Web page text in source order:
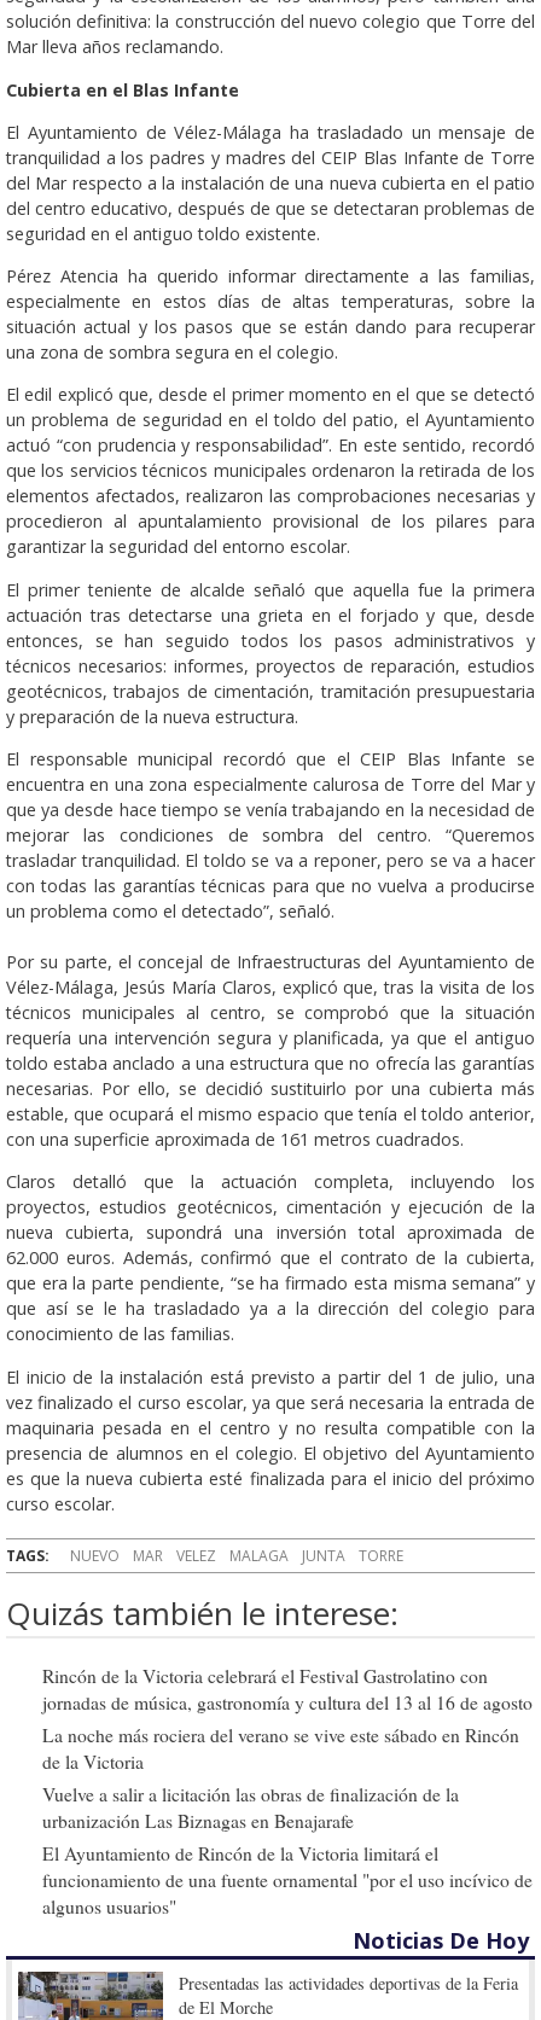
solución definitiva: la construcción del nuevo colegio que Torre del
Mar lleva años reclamando.
Cubierta en el Blas Infante
El Ayuntamiento de Vélez-Málaga ha trasladado un mensaje de
tranquilidad a los padres y madres del CEIP Blas Infante de Torre
del Mar respecto a la instalación de una nueva cubierta en el patio
del centro educativo, después de que se detectaran problemas de
seguridad en el antiguo toldo existente.
Pérez Atencia ha querido informar directamente a las familias,
especialmente en estos días de altas temperaturas, sobre la
situación actual y los pasos que se están dando para recuperar
una zona de sombra segura en el colegio.
El edil explicó que, desde el primer momento en el que se detectó
un problema de seguridad en el toldo del patio, el Ayuntamiento
actuó “con prudencia y responsabilidad”. En este sentido, recordó
que los servicios técnicos municipales ordenaron la retirada de los
elementos afectados, realizaron las comprobaciones necesarias y
procedieron al apuntalamiento provisional de los pilares para
garantizar la seguridad del entorno escolar.
El primer teniente de alcalde señaló que aquella fue la primera
actuación tras detectarse una grieta en el forjado y que, desde
entonces, se han seguido todos los pasos administrativos y
técnicos necesarios: informes, proyectos de reparación, estudios
geotécnicos, trabajos de cimentación, tramitación presupuestaria
y preparación de la nueva estructura.
El responsable municipal recordó que el CEIP Blas Infante se
encuentra en una zona especialmente calurosa de Torre del Mar y
que ya desde hace tiempo se venía trabajando en la necesidad de
mejorar las condiciones de sombra del centro. “Queremos
trasladar tranquilidad. El toldo se va a reponer, pero se va a hacer
con todas las garantías técnicas para que no vuelva a producirse
un problema como el detectado”, señaló.
Por su parte, el concejal de Infraestructuras del Ayuntamiento de
Vélez-Málaga, Jesús María Claros, explicó que, tras la visita de los
técnicos municipales al centro, se comprobó que la situación
requería una intervención segura y planificada, ya que el antiguo
toldo estaba anclado a una estructura que no ofrecía las garantías
necesarias. Por ello, se decidió sustituirlo por una cubierta más
estable, que ocupará el mismo espacio que tenía el toldo anterior,
con una superficie aproximada de 161 metros cuadrados.
Claros detalló que la actuación completa, incluyendo los
proyectos, estudios geotécnicos, cimentación y ejecución de la
nueva cubierta, supondrá una inversión total aproximada de
62.000 euros. Además, confirmó que el contrato de la cubierta,
que era la parte pendiente, “se ha firmado esta misma semana” y
que así se le ha trasladado ya a la dirección del colegio para
conocimiento de las familias.
El inicio de la instalación está previsto a partir del 1 de julio, una
vez finalizado el curso escolar, ya que será necesaria la entrada de
maquinaria pesada en el centro y no resulta compatible con la
presencia de alumnos en el colegio. El objetivo del Ayuntamiento
es que la nueva cubierta esté finalizada para el inicio del próximo
curso escolar.
TAGS: NUEVO MAR VELEZ MALAGA JUNTA TORRE
Quizás también le interese:
Rincón de la Victoria celebrará el Festival Gastrolatino con
jornadas de música, gastronomía y cultura del 13 al 16 de agosto
La noche más rociera del verano se vive este sábado en Rincón
de la Victoria
Vuelve a salir a licitación las obras de finalización de la
urbanización Las Biznagas en Benajarafe
El Ayuntamiento de Rincón de la Victoria limitará el
funcionamiento de una fuente ornamental "por el uso incívico de
algunos usuarios"
Noticias De Hoy
Presentadas las actividades deportivas de la Feria
de El Morche